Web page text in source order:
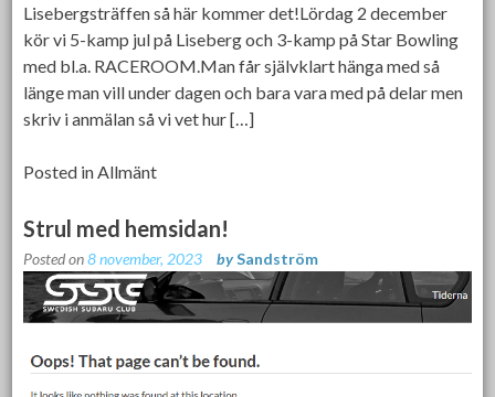
Lisebergsträffen så här kommer det!Lördag 2 december
kör vi 5-kamp jul på Liseberg och 3-kamp på Star Bowling
med bl.a. RACEROOM.Man får självklart hänga med så
länge man vill under dagen och bara vara med på delar men
skriv i anmälan så vi vet hur […]
Posted in Allmänt
Strul med hemsidan!
Posted on8 november, 2023 bySandström